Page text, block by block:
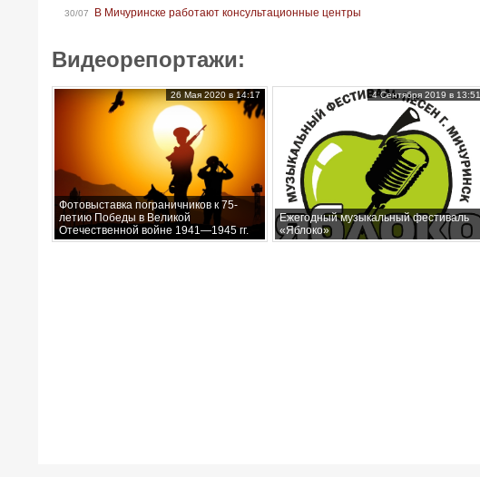
30/07 В Мичуринске работают консультационные центры
Видеорепортажи:
Фотовыставка пограничников к 75-
летию Победы в Великой
Отечественной войне 1941—1945 гг.
26 Мая 2020 в 14:17
Ежегодный музыкальный фестиваль
«Яблоко»
4 Сентября 2019 в 13:51